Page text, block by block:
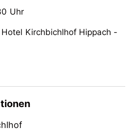
Uhr
Kirchbichlhof Hippach -
sich das Kirchbichlhof und
Kirchbichlhof Hippach -